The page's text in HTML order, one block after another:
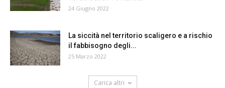
24 Giugno 2022
La siccità nel territorio scaligero e a rischio
il fabbisogno degli...
25 Marzo 2022
Carica altri